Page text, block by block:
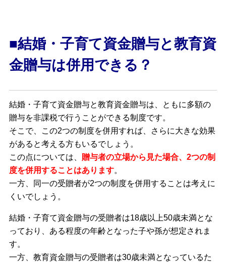
■結婚・子育て資金贈与と教育資
金贈与は併用できる？
結婚・子育て資金贈与と教育資金贈与は、ともに多額の
贈与を非課税で行うことができる制度です。
そこで、この2つの制度を併用すれば、さらに大きな効果
があると考える方もいるでしょう。
この点については、 贈与者の立場から見た場合、2つの制
度を併用することはあります。
一方、同一の受贈者が2つの制度を併用することは考えに
くいでしょう。
結婚・子育て資金贈与の受贈者は18歳以上50歳未満とな
っており、ある程度の年齢となった子や孫が想定されま
す。
一方、教育資金贈与の受贈者は30歳未満となっているた